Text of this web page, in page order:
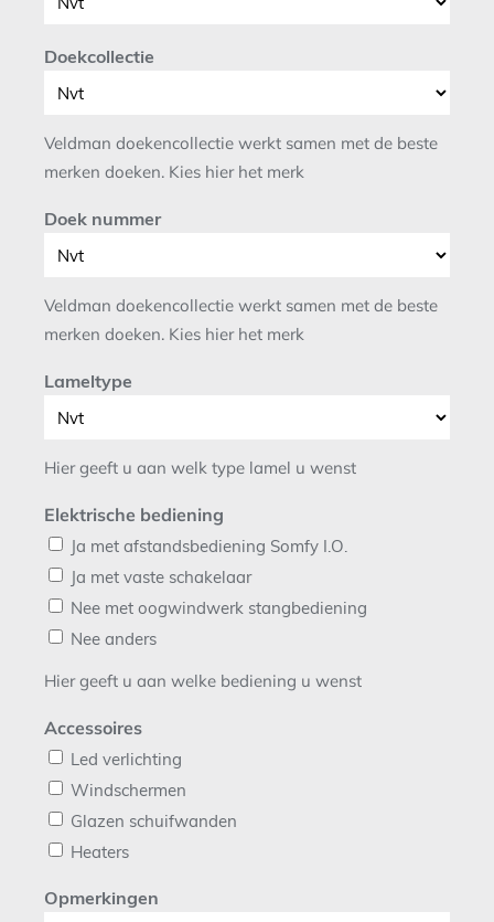
Doekcollectie
Veldman doekencollectie werkt samen met de beste
merken doeken. Kies hier het merk
Doek nummer
Veldman doekencollectie werkt samen met de beste
merken doeken. Kies hier het merk
Lameltype
Hier geeft u aan welk type lamel u wenst
Elektrische bediening
Ja met afstandsbediening Somfy I.O.
Ja met vaste schakelaar
Nee met oogwindwerk stangbediening
Nee anders
Hier geeft u aan welke bediening u wenst
Accessoires
Led verlichting
Windschermen
Glazen schuifwanden
Heaters
Opmerkingen